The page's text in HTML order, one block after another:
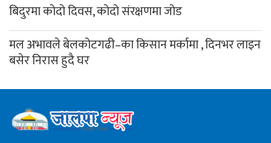
बिदुरमा कोदो दिवस, कोदो संरक्षणमा जोड
मल अभावले बेलकोटगढी–का किसान मर्कामा , दिनभर लाइन
बसेर निरास हुदै घर